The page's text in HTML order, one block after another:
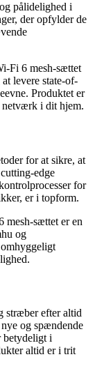
pålidelighed i
der opfylder de
Fi 6 mesh-sættet
levere state-of-
Produktet er
netværk i dit hjem.
for at sikre, at
edge
for
er i topform.
sættet er en
og
stræber efter altid
og spændende
betydeligt i
altid er i trit